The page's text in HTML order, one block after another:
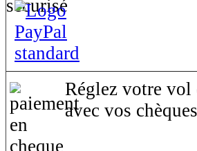
Réglez votre vol
avec vos